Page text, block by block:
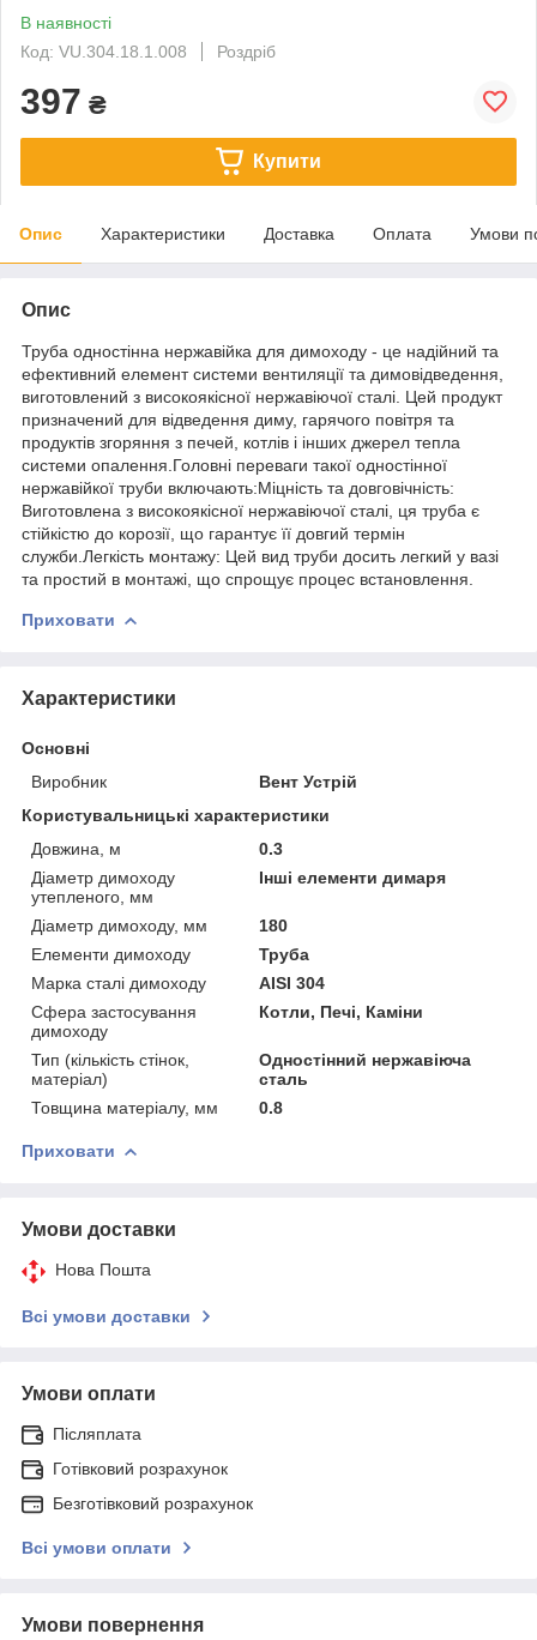
В наявності
Код: VU.304.18.1.008
Роздріб
397 ₴
Купити
Опис Характеристики Доставка Оплата Умови
Опис
Труба одностінна нержавійка для димоходу - це надійний та
ефективний елемент системи вентиляції та димовідведення,
виготовлений з високоякісної нержавіючої сталі. Цей продукт
призначений для відведення диму, гарячого повітря та
продуктів згоряння з печей, котлів і інших джерел тепла
системи опалення.Головні переваги такої одностінної
нержавійкої труби включають:Міцність та довговічність:
Виготовлена з високоякісної нержавіючої сталі, ця труба є
стійкістю до корозії, що гарантує її довгий термін
служби.Легкість монтажу: Цей вид труби досить легкий у вазі
та простий в монтажі, що спрощує процес встановлення.
Приховати
Характеристики
Основні
Виробник
Вент Устрій
Користувальницькі характеристики
Довжина, м
0.3
Діаметр димоходу
утепленого, мм
Інші елементи димаря
Діаметр димоходу, мм
180
Елементи димоходу
Труба
Марка сталі димоходу
AISI 304
Сфера застосування
димоходу
Котли, Печі, Каміни
Тип (кількість стінок,
матеріал)
Одностінний нержавіюча
сталь
Товщина матеріалу, мм
0.8
Приховати
Умови доставки
Нова Пошта
Всі умови доставки
Умови оплати
Післяплата
Готівковий розрахунок
Безготівковий розрахунок
Всі умови оплати
Умови повернення